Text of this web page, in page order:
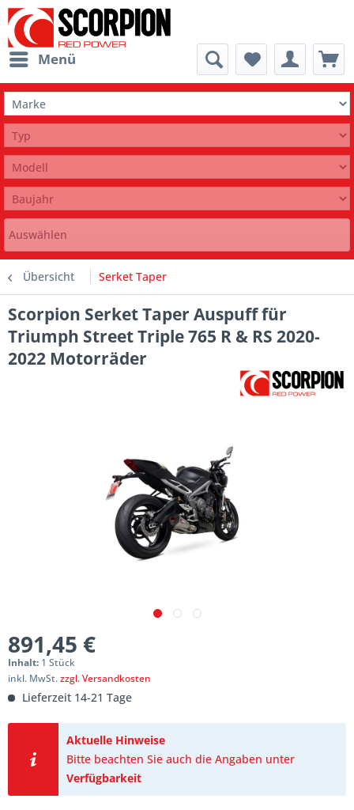
Menü
Auswählen
Übersicht Serket Taper
Scorpion Serket Taper Auspuff für
Triumph Street Triple 765 R & RS 2020-
2022 Motorräder
891,45 €
Inhalt: 1 Stück
inkl. MwSt.zzgl. Versandkosten
Lieferzeit 14-21 Tage
Aktuelle Hinweise
Bitte beachten Sie auch die Angaben unter
Verfügbarkeit